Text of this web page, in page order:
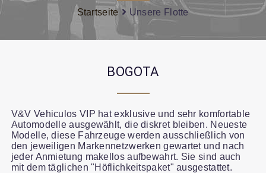
Startseite Unsere Flotte
BOGOTA
V&V Vehiculos VIP hat exklusive und sehr komfortable
Automodelle ausgewählt, die diskret bleiben. Neueste
Modelle, diese Fahrzeuge werden ausschließlich von
den jeweiligen Markennetzwerken gewartet und nach
jeder Anmietung makellos aufbewahrt. Sie sind auch
mit dem täglichen "Höflichkeitspaket" ausgestattet.